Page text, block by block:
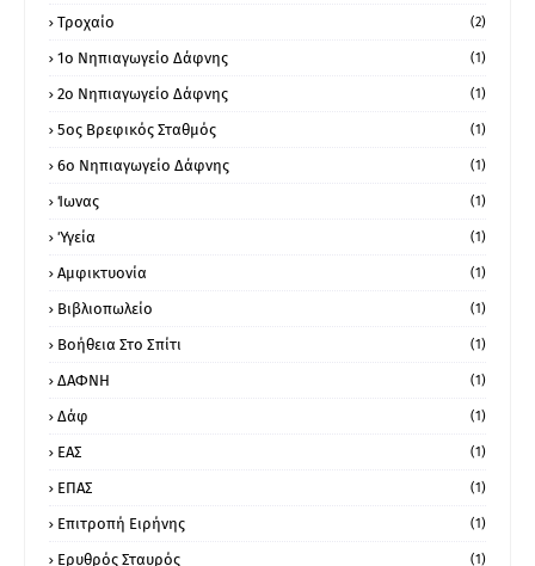
Τροχαίο (2)
1ο Νηπιαγωγείο Δάφνης (1)
2ο Νηπιαγωγείο Δάφνης (1)
5ος Βρεφικός Σταθμός (1)
6ο Νηπιαγωγείο Δάφνης (1)
Ίωνας (1)
Ύγεία (1)
Αμφικτυονία (1)
Βιβλιοπωλείο (1)
Βοήθεια Στο Σπίτι (1)
ΔΑΦΝΗ (1)
Δάφ (1)
ΕΑΣ (1)
ΕΠΑΣ (1)
Επιτροπή Ειρήνης (1)
Ερυθρός Σταυρός (1)